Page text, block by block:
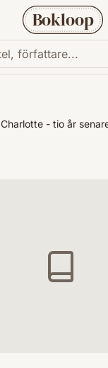
Bokloop
- tio år